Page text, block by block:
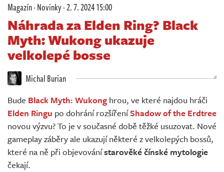
Redakce
Živě
Magazín·Novinky·2. 7. 2024 15:00
Náhrada za Elden Ring? Black
Myth: Wukong ukazuje
velkolepé bosse
Michal Burian
Bude Black Myth: Wukong hrou, ve které najdou hráči
Elden Ringu po dohrání rozšířeníShadow of the Erdtree
novou výzvu? To je v současné době těžké usuzovat. Nové
gameplay záběry ale ukazují některé z velkolepých bossů,
které na ně při objevovánístarověké čínské mytologie
čekají.